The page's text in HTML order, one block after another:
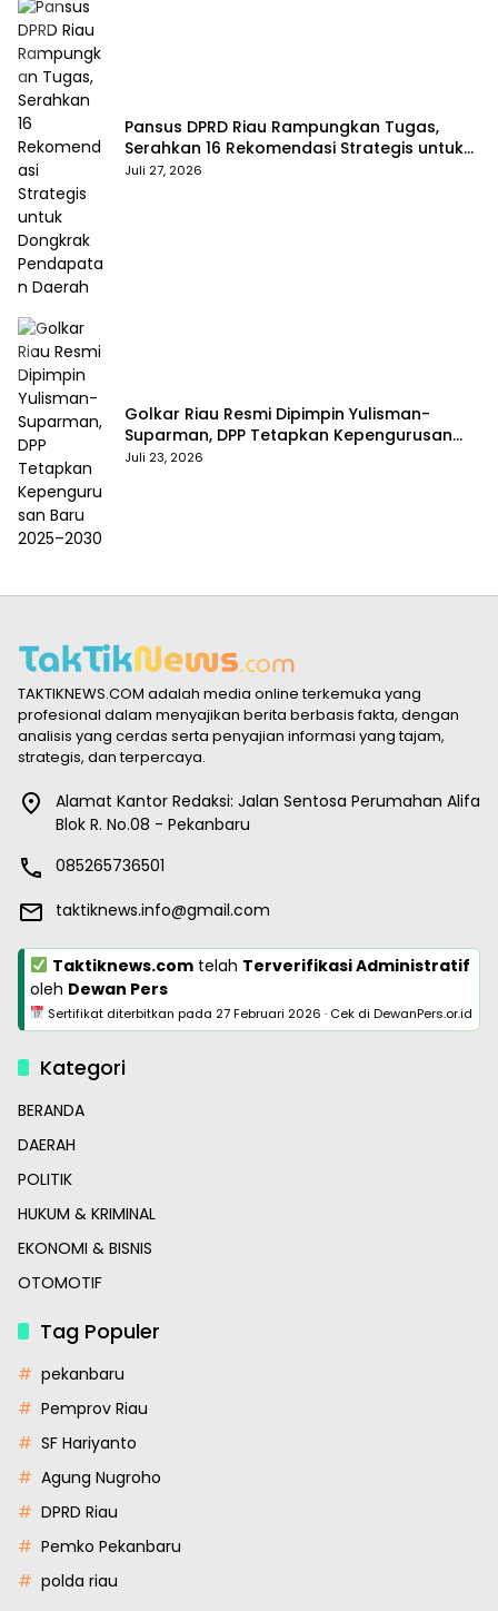
Pansus DPRD Riau Rampungkan Tugas,
Serahkan 16 Rekomendasi Strategis untuk
Dongkrak Pendapatan Daerah
Juli 27, 2026
Golkar Riau Resmi Dipimpin Yulisman-
Suparman, DPP Tetapkan Kepengurusan
Baru 2025–2030
Juli 23, 2026
TAKTIKNEWS.COM adalah media online terkemuka yang
profesional dalam menyajikan berita berbasis fakta, dengan
analisis yang cerdas serta penyajian informasi yang tajam,
strategis, dan terpercaya.
Alamat Kantor Redaksi: Jalan Sentosa Perumahan Alifa
Blok R. No.08 - Pekanbaru
085265736501
taktiknews.info@gmail.com
Taktiknews.comtelah Terverifikasi Administratif
oleh Dewan Pers
Sertifikat diterbitkan pada 27 Februari 2026 · Cek di DewanPers.or.id
Kategori
BERANDA
DAERAH
POLITIK
HUKUM & KRIMINAL
EKONOMI & BISNIS
OTOMOTIF
Tag Populer
pekanbaru
Pemprov Riau
SF Hariyanto
Agung Nugroho
DPRD Riau
Pemko Pekanbaru
polda riau